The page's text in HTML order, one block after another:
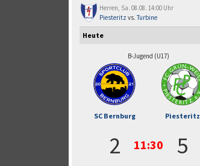
Herren, Sa. 08.08. 14:00 Uhr
Piesteritz vs.Turbine
Heute
B-Jugend (U17)
SC Bernburg Piesteritz
2 11:30 5